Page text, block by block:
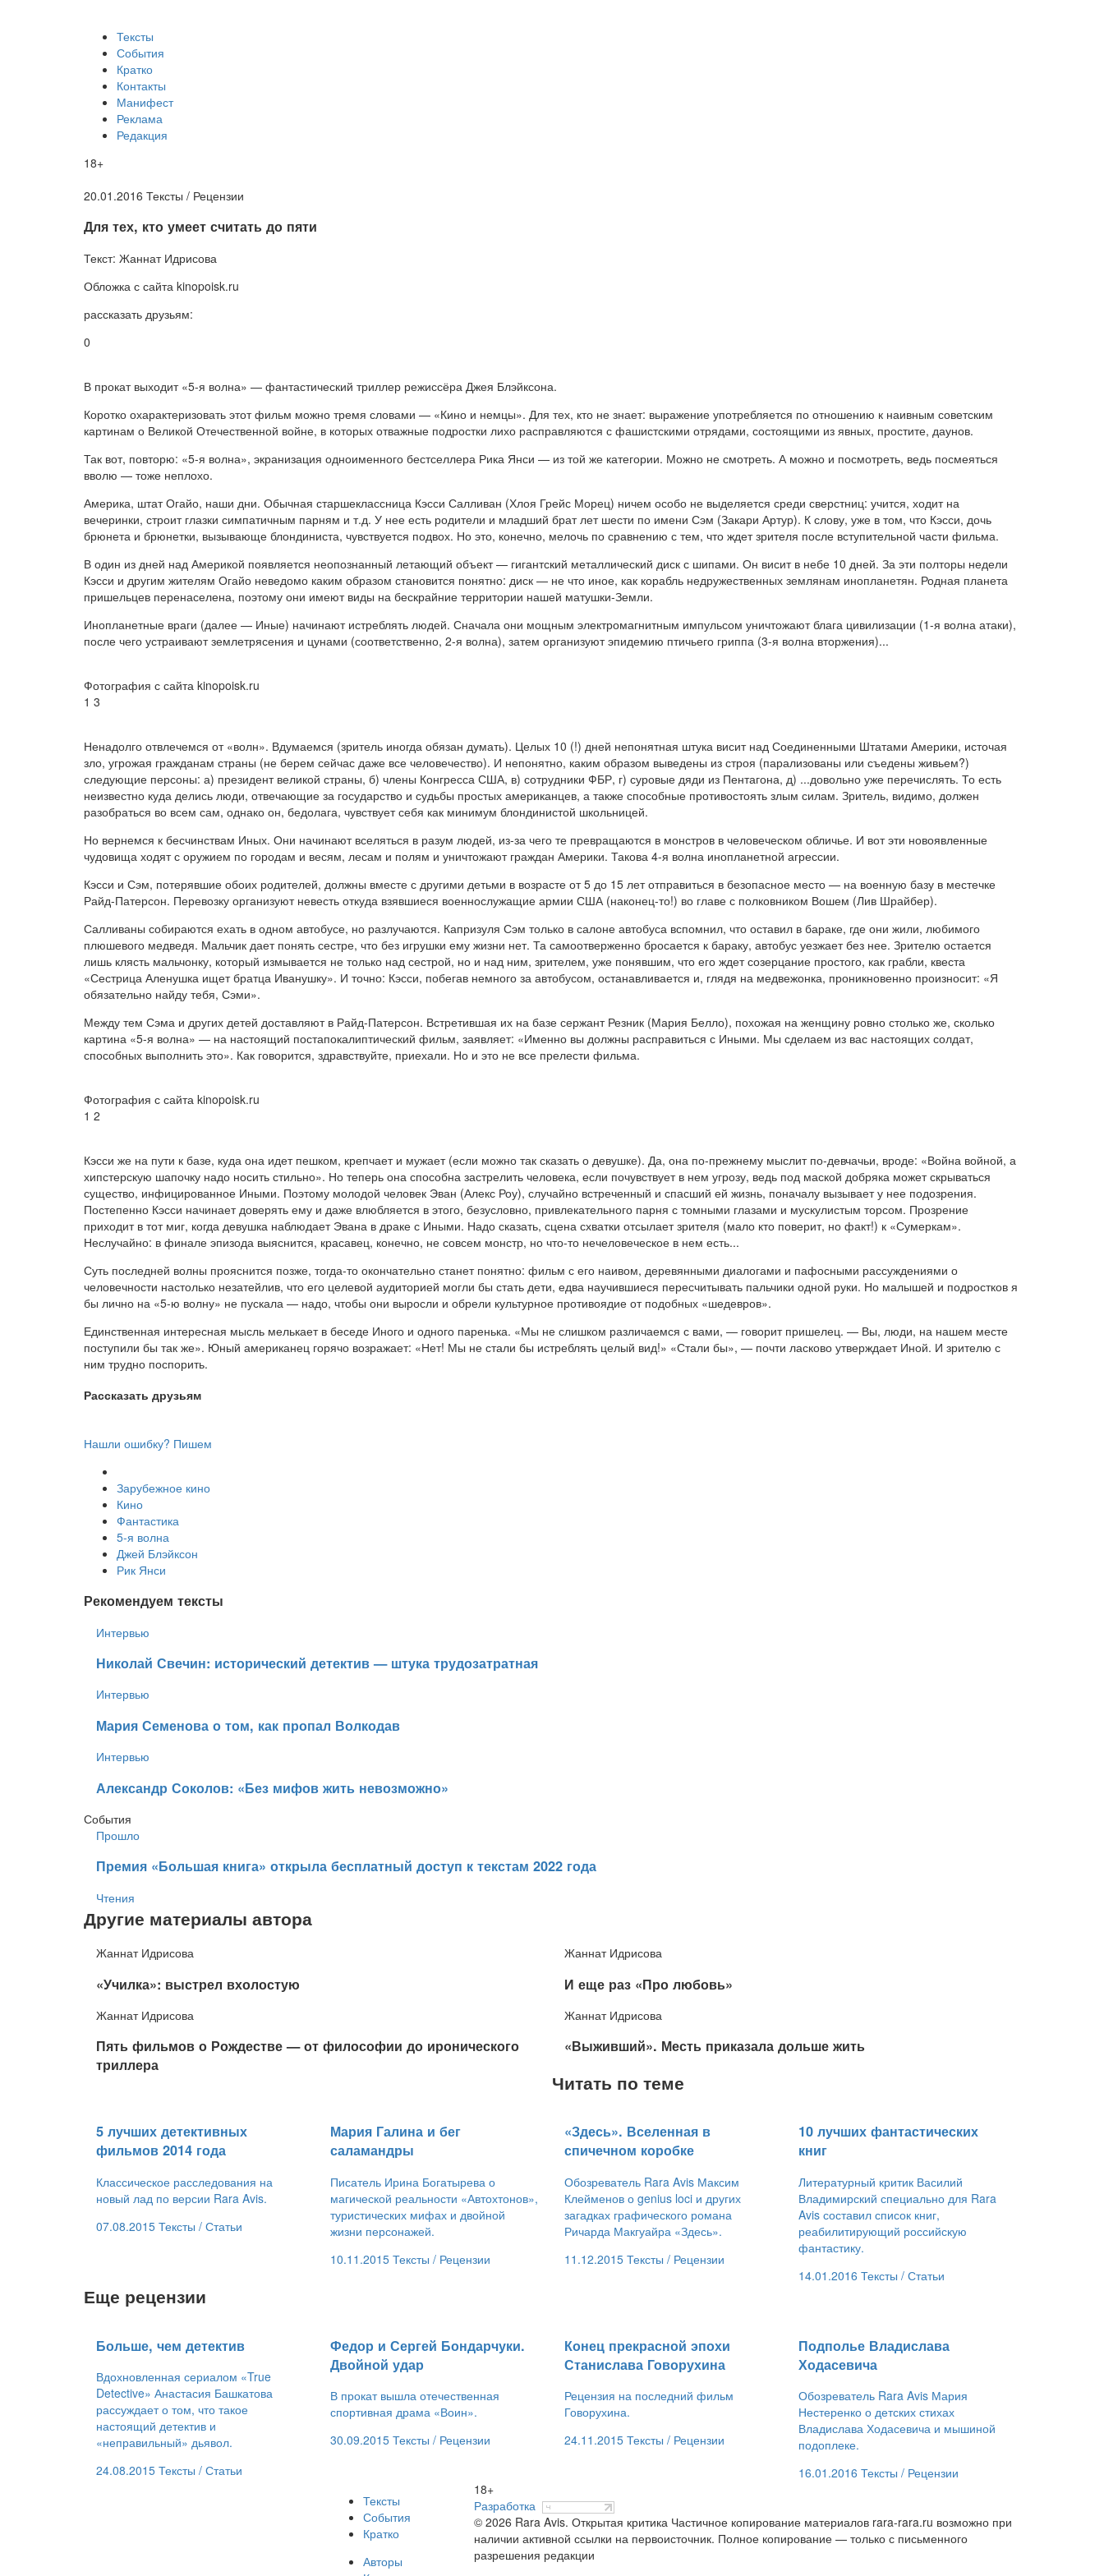
Тексты
События
Кратко
Контакты
Манифест
Реклама
Редакция
18+
20.01.2016 Тексты / Рецензии
​Для тех, кто умеет считать до пяти
Текст: Жаннат Идрисова
Обложка с сайта kinopoisk.ru
рассказать друзьям:
0
В прокат выходит «5-я волна» — фантастический триллер режиссёра Джея Блэйксона.
Коротко охарактеризовать этот фильм можно тремя словами — «Кино и немцы». Для тех, кто не знает: выражение употребляется по отношению к наивным советским
картинам о Великой Отечественной войне, в которых отважные подростки лихо расправляются с фашистскими отрядами, состоящими из явных, простите, даунов.
Так вот, повторю: «5-я волна», экранизация одноименного бестселлера Рика Янси — из той же категории. Можно не смотреть. А можно и посмотреть, ведь посмеяться
вволю — тоже неплохо.
Америка, штат Огайо, наши дни. Обычная старшеклассница Кэсси Салливан (Хлоя Грейс Морец) ничем особо не выделяется среди сверстниц: учится, ходит на
вечеринки, строит глазки симпатичным парням и т.д. У нее есть родители и младший брат лет шести по имени Сэм (Закари Артур). К слову, уже в том, что Кэсси, дочь
брюнета и брюнетки, вызывающе блондиниста, чувствуется подвох. Но это, конечно, мелочь по сравнению с тем, что ждет зрителя после вступительной части фильма.
В один из дней над Америкой появляется неопознанный летающий объект — гигантский металлический диск с шипами. Он висит в небе 10 дней. За эти полторы недели
Кэсси и другим жителям Огайо неведомо каким образом становится понятно: диск — не что иное, как корабль недружественных землянам инопланетян. Родная планета
пришельцев перенаселена, поэтому они имеют виды на бескрайние территории нашей матушки-Земли.
Инопланетные враги (далее — Иные) начинают истреблять людей. Сначала они мощным электромагнитным импульсом уничтожают блага цивилизации (1-я волна атаки),
после чего устраивают землетрясения и цунами (соответственно, 2-я волна), затем организуют эпидемию птичьего гриппа (3-я волна вторжения)...
Фотография с сайта kinopoisk.ru
1 3
Ненадолго отвлечемся от «волн». Вдумаемся (зритель иногда обязан думать). Целых 10 (!) дней непонятная штука висит над Соединенными Штатами Америки, источая
зло, угрожая гражданам страны (не берем сейчас даже все человечество). И непонятно, каким образом выведены из строя (парализованы или съедены живьем?)
следующие персоны: а) президент великой страны, б) члены Конгресса США, в) сотрудники ФБР, г) суровые дяди из Пентагона, д) ...довольно уже перечислять. То есть
неизвестно куда делись люди, отвечающие за государство и судьбы простых американцев, а также способные противостоять злым силам. Зритель, видимо, должен
разобраться во всем сам, однако он, бедолага, чувствует себя как минимум блондинистой школьницей.
Но вернемся к бесчинствам Иных. Они начинают вселяться в разум людей, из-за чего те превращаются в монстров в человеческом обличье. И вот эти новоявленные
чудовища ходят с оружием по городам и весям, лесам и полям и уничтожают граждан Америки. Такова 4-я волна инопланетной агрессии.
Кэсси и Сэм, потерявшие обоих родителей, должны вместе с другими детьми в возрасте от 5 до 15 лет отправиться в безопасное место — на военную базу в местечке
Райд-Патерсон. Перевозку организуют невесть откуда взявшиеся военнослужащие армии США (наконец-то!) во главе с полковником Вошем (Лив Шрайбер).
Салливаны собираются ехать в одном автобусе, но разлучаются. Капризуля Сэм только в салоне автобуса вспомнил, что оставил в бараке, где они жили, любимого
плюшевого медведя. Мальчик дает понять сестре, что без игрушки ему жизни нет. Та самоотверженно бросается к бараку, автобус уезжает без нее. Зрителю остается
лишь клясть мальчонку, который измывается не только над сестрой, но и над ним, зрителем, уже понявшим, что его ждет созерцание простого, как грабли, квеста
«Сестрица Аленушка ищет братца Иванушку». И точно: Кэсси, побегав немного за автобусом, останавливается и, глядя на медвежонка, проникновенно произносит: «Я
обязательно найду тебя, Сэми».
Между тем Сэма и других детей доставляют в Райд-Патерсон. Встретившая их на базе сержант Резник (Мария Белло), похожая на женщину ровно столько же, сколько
картина «5-я волна» — на настоящий постапокалиптический фильм, заявляет: «Именно вы должны расправиться с Иными. Мы сделаем из вас настоящих солдат,
способных выполнить это». Как говорится, здравствуйте, приехали. Но и это не все прелести фильма.
Фотография с сайта kinopoisk.ru
1 2
Кэсси же на пути к базе, куда она идет пешком, крепчает и мужает (если можно так сказать о девушке). Да, она по-прежнему мыслит по-девчачьи, вроде: «Война войной, а
хипстерскую шапочку надо носить стильно». Но теперь она способна застрелить человека, если почувствует в нем угрозу, ведь под маской добряка может скрываться
существо, инфицированное Иными. Поэтому молодой человек Эван (Алекс Роу), случайно встреченный и спасший ей жизнь, поначалу вызывает у нее подозрения.
Постепенно Кэсси начинает доверять ему и даже влюбляется в этого, безусловно, привлекательного парня с томными глазами и мускулистым торсом. Прозрение
приходит в тот миг, когда девушка наблюдает Эвана в драке с Иными. Надо сказать, сцена схватки отсылает зрителя (мало кто поверит, но факт!) к «Сумеркам».
Неслучайно: в финале эпизода выяснится, красавец, конечно, не совсем монстр, но что-то нечеловеческое в нем есть...
Суть последней волны прояснится позже, тогда-то окончательно станет понятно: фильм с его наивом, деревянными диалогами и пафосными рассуждениями о
человечности настолько незатейлив, что его целевой аудиторией могли бы стать дети, едва научившиеся пересчитывать пальчики одной руки. Но малышей и подростков я
бы лично на «5-ю волну» не пускала — надо, чтобы они выросли и обрели культурное противоядие от подобных «шедевров».
Единственная интересная мысль мелькает в беседе Иного и одного паренька. «Мы не слишком различаемся с вами, — говорит пришелец. — Вы, люди, на нашем месте
поступили бы так же». Юный американец горячо возражает: «Нет! Мы не стали бы истреблять целый вид!» «Стали бы», — почти ласково утверждает Иной. И зрителю с
ним трудно поспорить.
Рассказать друзьям
Нашли ошибку? Пишем
Зарубежное кино
Кино
Фантастика
5-я волна
Джей Блэйксон
Рик Янси
Рекомендуем тексты
Интервью
Николай Свечин: исторический детектив — штука трудозатратная
Интервью
​Мария Семенова о том, как пропал Волкодав
Интервью
​Александр Соколов: «Без мифов жить невозможно»
События
Прошло
​Премия «Большая книга» открыла бесплатный доступ к текстам 2022 года
Чтения
Другие материалы автора
Жаннат Идрисова
​«Училка»: выстрел вхолостую
Жаннат Идрисова
​И еще раз «Про любовь»
Жаннат Идрисова
​Пять фильмов о Рождестве — от философии до иронического
триллера
Жаннат Идрисова
​«Выживший». Месть приказала дольше жить
Читать по теме
5 лучших детективных
фильмов 2014 года
Классическое расследования на
новый лад по версии Rara Avis.
07.08.2015 Тексты / Статьи
​Мария Галина и бег
саламандры
Писатель Ирина Богатырева о
магической реальности «Автохтонов»,
туристических мифах и двойной
жизни персонажей.
10.11.2015 Тексты / Рецензии
«Здесь». Вселенная в
спичечном коробке
Обозреватель Rara Avis Максим
Клейменов о genius loci и других
загадках графического романа
Ричарда Макгуайра «Здесь».
11.12.2015 Тексты / Рецензии
​10 лучших фантастических
книг
Литературный критик Василий
Владимирский специально для Rara
Avis составил список книг,
реабилитирующий российскую
фантастику.
14.01.2016 Тексты / Статьи
Еще рецензии
Больше, чем детектив
Вдохновленная сериалом «True
Detective» Анастасия Башкатова
рассуждает о том, что такое
настоящий детектив и
«неправильный» дьявол.
24.08.2015 Тексты / Статьи
​Федор и Сергей Бондарчуки.
Двойной удар
В прокат вышла отечественная
спортивная драма «Воин».
30.09.2015 Тексты / Рецензии
​Конец прекрасной эпохи
Станислава Говорухина
Рецензия на последний фильм
Говорухина.
24.11.2015 Тексты / Рецензии
​Подполье Владислава
Ходасевича
Обозреватель Rara Avis Мария
Нестеренко о детских стихах
Владислава Ходасевича и мышиной
подоплеке.
16.01.2016 Тексты / Рецензии
Тексты
События
Кратко
Авторы
18+
Разработка
© 2026 Rara Avis. Открытая критика Частичное копирование материалов rara-rara.ru возможно при
наличии активной ссылки на первоисточник. Полное копирование — только с письменного
разрешения редакции